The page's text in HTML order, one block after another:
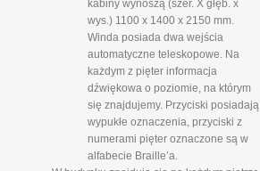
kabiny wynoszą (szer. X głęb. x
wys.) 1100 x 1400 x 2150 mm.
Winda posiada dwa wejścia
automatyczne teleskopowe. Na
każdym z pięter informacja
dźwiękowa o poziomie, na którym
się znajdujemy. Przyciski posiadają
wypukłe oznaczenia, przyciski z
numerami pięter oznaczone są w
alfabecie Braille’a.